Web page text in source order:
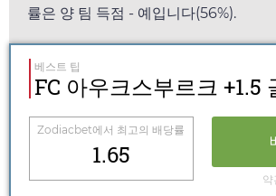
률은 양 팀 득점 - 예입니다(56%).
베스트 팁
FC 아우크스부르크 +1.5
Zodiacbet에서 최고의 배당률
1.65
약